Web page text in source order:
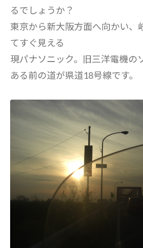
るでしょうか？
東京から新大阪方面へ向かい、
てすぐ見える
現パナソニック。旧三洋電機の
ある前の道が県道18号線です。